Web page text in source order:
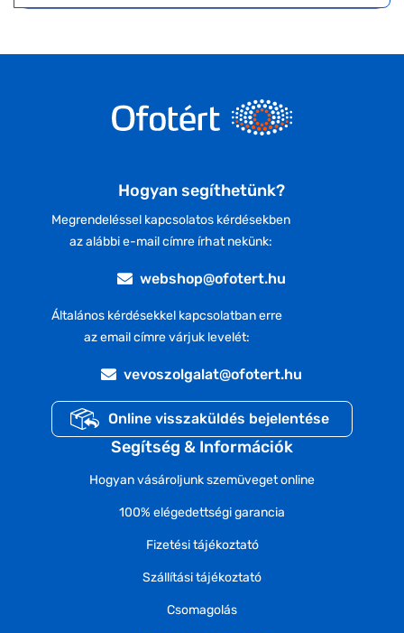
Hogyan segíthetünk?
Megrendeléssel kapcsolatos kérdésekben
az alábbi e-mail címre írhat nekünk:
webshop@ofotert.hu
Általános kérdésekkel kapcsolatban erre
az email címre várjuk levelét:
vevoszolgalat@ofotert.hu
Online visszaküldés bejelentése
Segítség & Információk
Hogyan vásároljunk szemüveget online
100% elégedettségi garancia
Fizetési tájékoztató
Szállítási tájékoztató
Csomagolás